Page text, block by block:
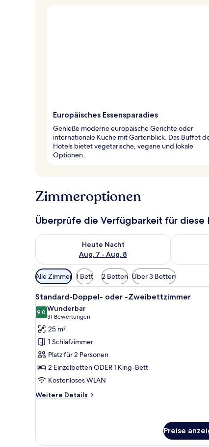
Europäisches Essensparadies
Genieße moderne europäische Gerichte oder
internationale Küche mit Gartenblick. Das Buffet
Hotels bietet vegetarische, vegane und lokale
Optionen.
Zimmeroptionen
Überprüfe die Verfügbarkeit für diese
Heute Nacht
Aug. 7 - Aug. 8
Überprüfe die Verfügbarkeit für heute Nacht,
Überprüfe
Verfügbare
Filter
für
Zimmer
Alle Zimmer 1 Bett 2 Betten Über 3 Betten
Alle
Fotos
für
Standard-
Doppel-
oder
-
Zweibettzimmer
anzeigen
Standard-Doppel- oder -
17
Standard-Doppel- oder -Zweibettzimmer
9,09,0 von 10
Wunderbar
31 Bewertungen
(31
Bewertungen)
25 m²
1 Schlafzimmer
Platz für 2 Personen
2 Einzelbetten ODER 1 King-Bett
Kostenloses WLAN
Weitere Details
Weitere
oder
Preise